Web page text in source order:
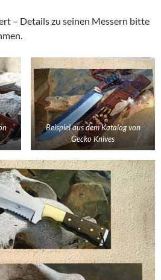
– Details zu seinen Messern bitte
Beispiel aus dem Katalog von
Gecko Knives